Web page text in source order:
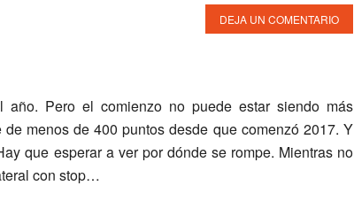
DEJA UN COMENTARIO
Pero el comienzo no puede estar siendo más
menos de 400 puntos desde que comenzó 2017. Y
que esperar a ver por dónde se rompe. Mientras no
con stop…